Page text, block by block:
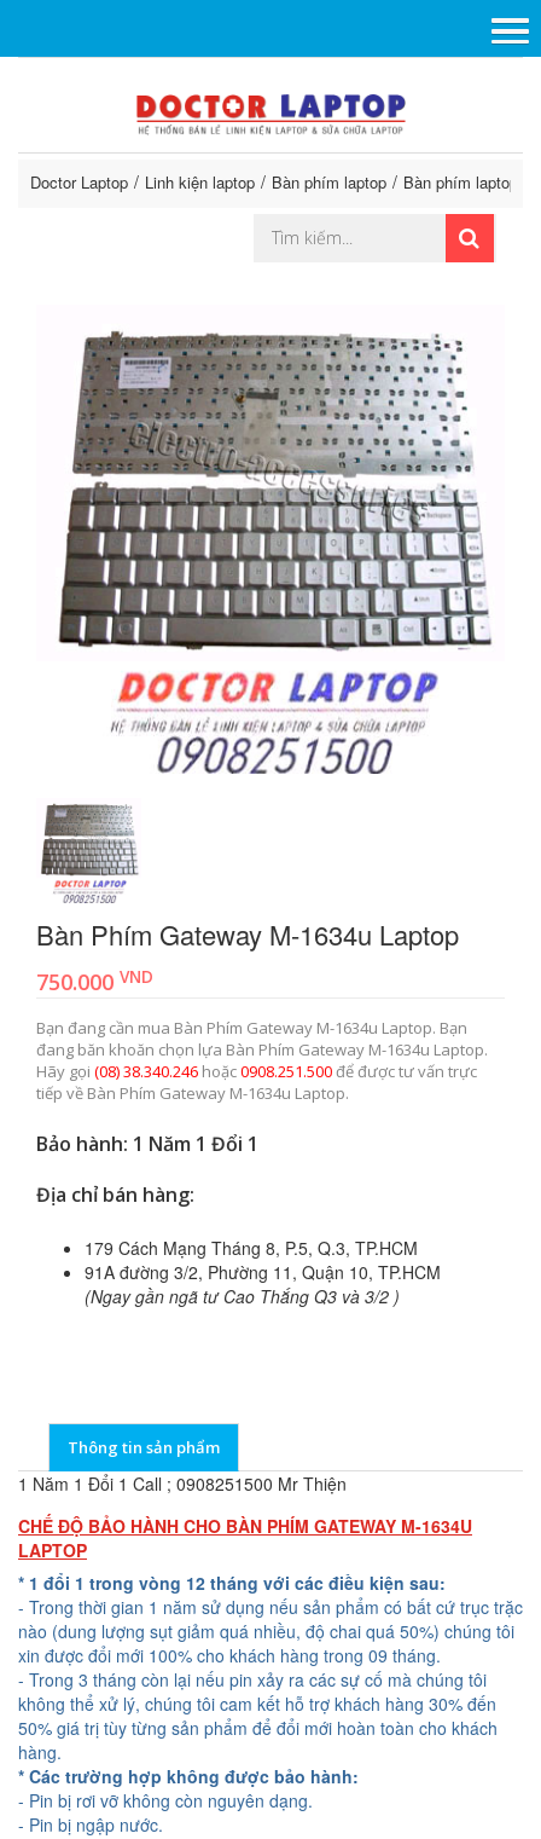
Doctor Laptop Linh kiện laptop Bàn phím laptop Bàn phím laptop
Bàn Phím Gateway M-1634u Laptop
750.000 VND
Bạn đang cần mua Bàn Phím Gateway M-1634u Laptop. Bạn
đang băn khoăn chọn lựa Bàn Phím Gateway M-1634u Laptop.
Hãy gọi (08) 38.340.246 hoặc0908.251.500để được tư vấn trực
tiếp về Bàn Phím Gateway M-1634u Laptop.
Bảo hành: 1 Năm 1 Đổi 1
Địa chỉ bán hàng:
179 Cách Mạng Tháng 8, P.5, Q.3, TP.HCM
91A đường 3/2, Phường 11, Quận 10, TP.HCM
(Ngay gần ngã tư Cao Thắng Q3 và 3/2 )
Thông tin sản phẩm
1 Năm 1 Đổi 1 Call ; 0908251500 Mr Thiện
CHẾ ĐỘ BẢO HÀNH CHO BÀN PHÍM GATEWAY M-1634U
LAPTOP
* 1 đổi 1 trong vòng 12 tháng với các điều kiện sau:
- Trong thời gian 1 năm sử dụng nếu sản phẩm có bất cứ trục trặc
nào (dung lượng sụt giảm quá nhiều, độ chai quá 50%) chúng tôi
xin được đổi mới 100% cho khách hàng trong 09 tháng.
- Trong 3 tháng còn lại nếu pin xảy ra các sự cố mà chúng tôi
không thể xử lý, chúng tôi cam kết hỗ trợ khách hàng 30% đến
50% giá trị tùy từng sản phẩm để đổi mới hoàn toàn cho khách
hàng.
* Các trường hợp không được bảo hành:
- Pin bị rơi vỡ không còn nguyên dạng.
- Pin bị ngập nước.